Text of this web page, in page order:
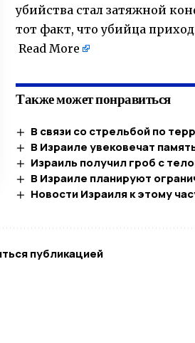
убийства стал затяжной
тот факт, что убийца
Read More
Также может понравиться
В связи со стрельбой по
В Израиле увековечат
Израиль получил гроб с
В Израиле планируют
Новости Израиля к этому
публикацией